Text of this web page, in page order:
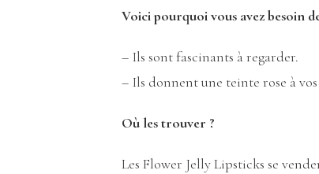
Voici pourquoi vous avez besoin
– Ils sont fascinants à regarder.
– Ils donnent une teinte rose à
Où les trouver ?
Les Flower Jelly Lipsticks se